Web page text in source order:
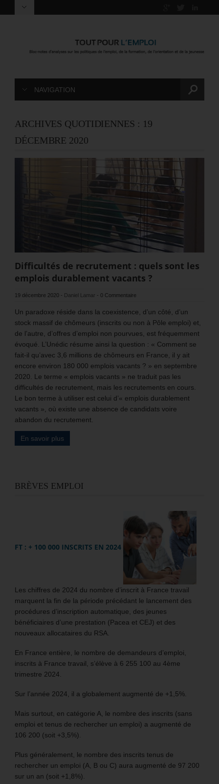
NAVIGATION
ARCHIVES QUOTIDIENNES : 19
DÉCEMBRE 2020
Difficultés de recrutement : quels sont les
emplois durablement vacants ?
19 décembre 2020 - Daniel Lamar - 0 Commentaire
Un paradoxe réside dans la coexistence, d’un côté, d’un
stock massif de chômeurs (inscrits ou non à Pôle emploi) et,
de l’autre, d’offres d’emploi non pourvues, est fréquemment
évoqué. L’Unédic résume ainsi la question : « Comment se
fait-il qu’avec 3,6 millions de chômeurs en France, il y ait
encore environ 180 000 emplois vacants ? » en septembre
2020. Le terme « emplois vacants » ne traduit pas les
difficultés de recrutement, mais les recrutements en cours.
Le bon terme à utiliser est celui d’« emplois durablement
vacants », où existe une absence de candidats voire
abandon du recrutement.
En savoir plus
BRÈVES EMPLOI
FT : + 100 000 INSCRITS EN 2024
Les chiffres de 2024 du nombre d’inscrit à France travail
marquent la fin de la période précédant le lancement des
procédures d’inscription automatique, des jeunes
bénéficiaires d’une prestation (Pacea et CEJ) et des
nouveaux allocataires du RSA.
En France entière, le nombre de demandeurs d’emploi,
inscrits à France travail, s’élève à 6 255 100 au 4ème
trimestre 2024.
Sur l’année 2024, il a globalement augmenté de +1,5%.
Mais surtout, en catégorie A, le nombre des inscrits (sans
emploi et tenus de rechercher un emploi) a augmenté de
106 200 (soit +3,5%).
Plus généralement, le nombre des inscrits tenus de
rechercher un emploi (A, B ou C) aura augmenté de 97 200
sur un an (soit +1,8%).